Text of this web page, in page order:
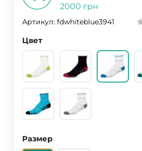
2000 грн
Артикул: fdwhiteblue3941
Цвет
Размер